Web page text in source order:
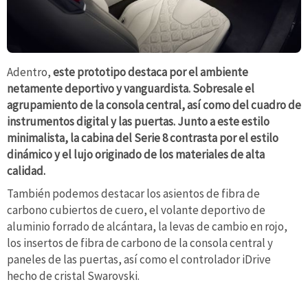
Adentro,este prototipo destaca por el ambiente
netamente deportivo y vanguardista. Sobresale el
agrupamiento de la consola central, así como del cuadro de
instrumentos digital y las puertas. Junto a este estilo
minimalista, la cabina del Serie 8 contrasta por el estilo
dinámico y el lujo originado de los materiales de alta
calidad.
También podemos destacar los asientos de fibra de
carbono cubiertos de cuero, el volante deportivo de
aluminio forrado de alcántara, la levas de cambio en rojo,
los insertos de fibra de carbono de la consola central y
paneles de las puertas, así como el controlador iDrive
hecho de cristal Swarovski.